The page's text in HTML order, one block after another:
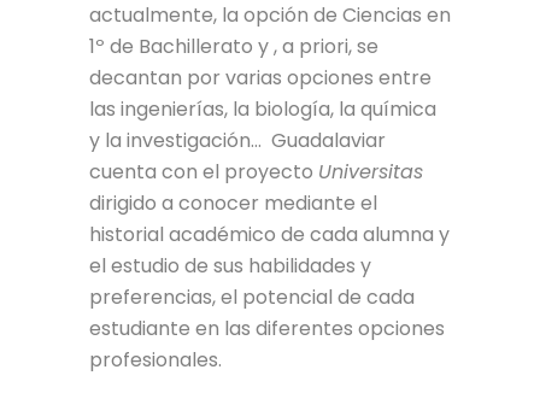
actualmente, la opción de Ciencias en
1º de Bachillerato y , a priori, se
decantan por varias opciones entre
las ingenierías, la biología, la química
y la investigación… Guadalaviar
cuenta con el proyecto Universitas
dirigido a conocer mediante el
historial académico de cada alumna y
el estudio de sus habilidades y
preferencias, el potencial de cada
estudiante en las diferentes opciones
profesionales.